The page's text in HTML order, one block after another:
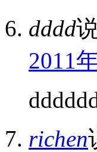
dddd
2011
richen